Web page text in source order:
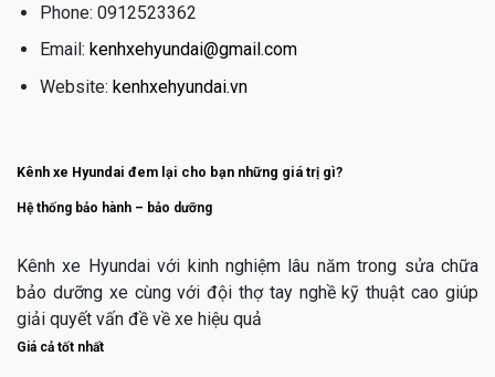
Phone: 0912523362
Email: kenhxehyundai@gmail.com
Website: kenhxehyundai.vn
Kênh xe Hyundai đem lại cho bạn những giá trị gì?
Hệ thống bảo hành – bảo dưỡng
Kênh xe Hyundai với kinh nghiệm lâu năm trong sửa chữa
bảo dưỡng xe cùng với đội thợ tay nghề kỹ thuật cao giúp
giải quyết vấn đề về xe hiệu quả
Giá cả tốt nhất